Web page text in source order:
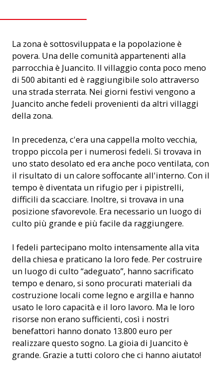
La zona è sottosviluppata e la popolazione è
povera. Una delle comunità appartenenti alla
parrocchia è Juancito. Il villaggio conta poco meno
di 500 abitanti ed è raggiungibile solo attraverso
una strada sterrata. Nei giorni festivi vengono a
Juancito anche fedeli provenienti da altri villaggi
della zona.
In precedenza, c'era una cappella molto vecchia,
troppo piccola per i numerosi fedeli. Si trovava in
uno stato desolato ed era anche poco ventilata, con
il risultato di un calore soffocante all'interno. Con il
tempo è diventata un rifugio per i pipistrelli,
difficili da scacciare. Inoltre, si trovava in una
posizione sfavorevole. Era necessario un luogo di
culto più grande e più facile da raggiungere.
I fedeli partecipano molto intensamente alla vita
della chiesa e praticano la loro fede. Per costruire
un luogo di culto “adeguato”, hanno sacrificato
tempo e denaro, si sono procurati materiali da
costruzione locali come legno e argilla e hanno
usato le loro capacità e il loro lavoro. Ma le loro
risorse non erano sufficienti, così i nostri
benefattori hanno donato 13.800 euro per
realizzare questo sogno. La gioia di Juancito è
grande. Grazie a tutti coloro che ci hanno aiutato!